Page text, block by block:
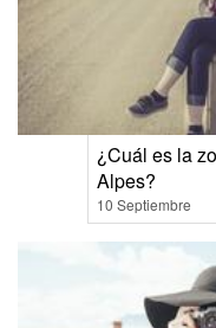
¿Cuál es la
Alpes?
10 Septiembre